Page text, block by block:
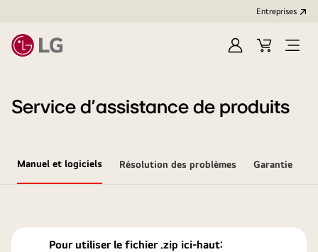
Entreprises​
OuvrirCart
Open
Service d’assistance de produits
Manuel et logiciels Résolution des problèmes Garantie
Pour utiliser le fichier .zip ici-haut: